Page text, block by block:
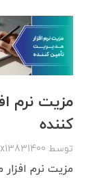
مزیت نرم‌
کننده
توسط
مزیت نرم‌